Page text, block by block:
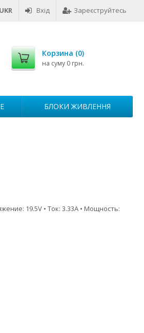
UKR Вхід Зареєструйтесь
Корзина (0)
на суму 0 грн.
БЛОКИ ЖИВЛЕННЯ
19.5V • Ток: 3.33A • Мощность: